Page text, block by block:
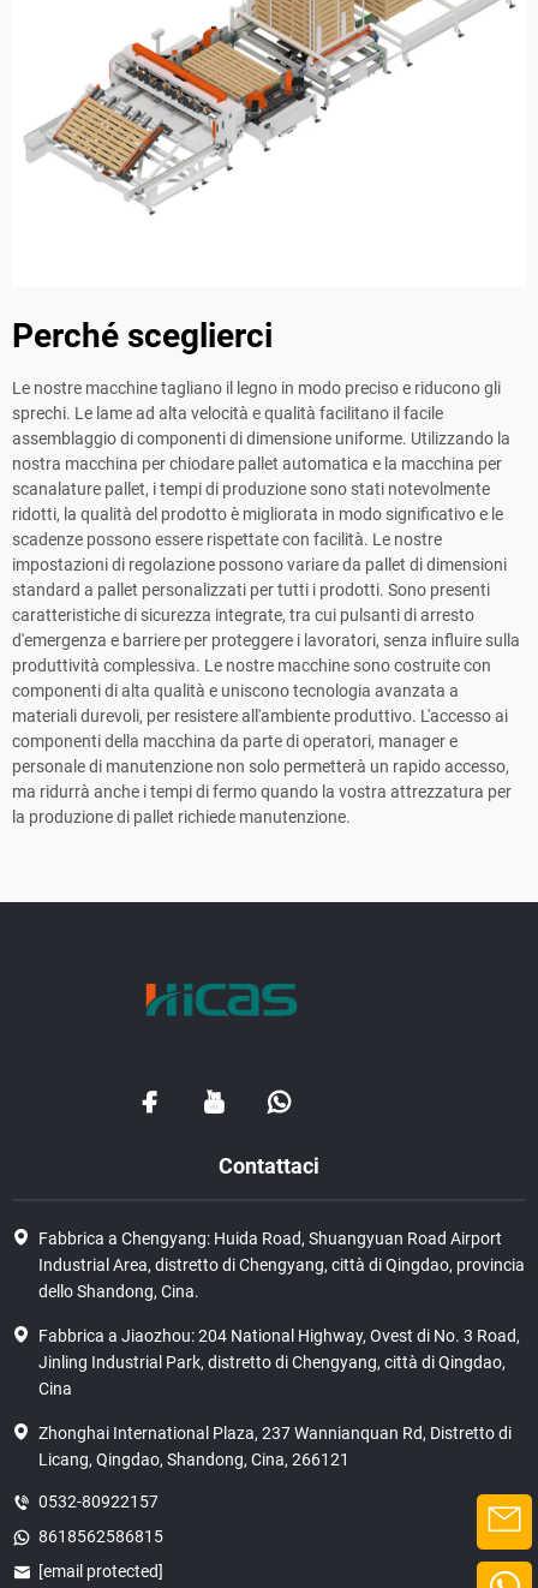
Perché sceglierci
Le nostre macchine tagliano il legno in modo preciso e riducono gli
sprechi. Le lame ad alta velocità e qualità facilitano il facile
assemblaggio di componenti di dimensione uniforme. Utilizzando la
nostra macchina per chiodare pallet automatica e la macchina per
scanalature pallet, i tempi di produzione sono stati notevolmente
ridotti, la qualità del prodotto è migliorata in modo significativo e le
scadenze possono essere rispettate con facilità. Le nostre
impostazioni di regolazione possono variare da pallet di dimensioni
standard a pallet personalizzati per tutti i prodotti. Sono presenti
caratteristiche di sicurezza integrate, tra cui pulsanti di arresto
d'emergenza e barriere per proteggere i lavoratori, senza influire sulla
produttività complessiva. Le nostre macchine sono costruite con
componenti di alta qualità e uniscono tecnologia avanzata a
materiali durevoli, per resistere all'ambiente produttivo. L'accesso ai
componenti della macchina da parte di operatori, manager e
personale di manutenzione non solo permetterà un rapido accesso,
ma ridurrà anche i tempi di fermo quando la vostra attrezzatura per
la produzione di pallet richiede manutenzione.
Contattaci
Fabbrica a Chengyang: Huida Road, Shuangyuan Road Airport
Industrial Area, distretto di Chengyang, città di Qingdao, provincia
dello Shandong, Cina.
Fabbrica a Jiaozhou: 204 National Highway, Ovest di No. 3 Road,
Jinling Industrial Park, distretto di Chengyang, città di Qingdao,
Cina
Zhonghai International Plaza, 237 Wannianquan Rd, Distretto di
Licang, Qingdao, Shandong, Cina, 266121
0532-80922157
8618562586815
[email protected]